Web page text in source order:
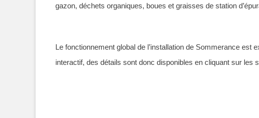
gazon, déchets organiques, boues et graisses de station
Le fonctionnement global de l’installation de Sommerance
interactif, des détails sont donc disponibles en cliquant sur les